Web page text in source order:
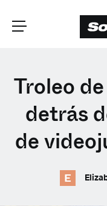
ELIGE TU
Dutch
English
Troleo
detrás
de
E